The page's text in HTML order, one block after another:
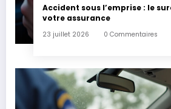
Accident sous l’emprise : le
votre assurance
23 juillet 2026 0 Commentaires